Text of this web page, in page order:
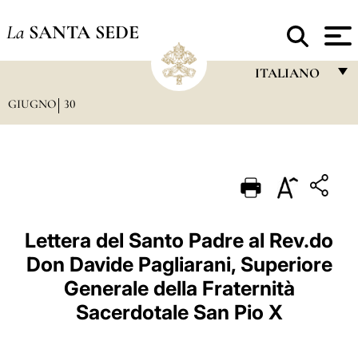
La SANTA SEDE
ITALIANO
PORTUGUÊS
ESPAÑOL
DEUTSCH
POLSKI
العربيّة
GIUGNO 30
Lettera del Santo Padre al Rev.do
Don Davide Pagliarani, Superiore
Generale della Fraternità
Sacerdotale San Pio X